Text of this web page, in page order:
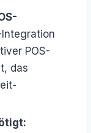
POS-
das